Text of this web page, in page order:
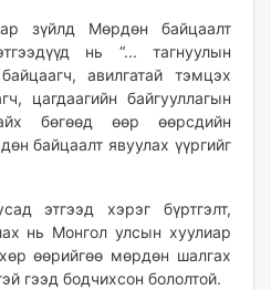
зүйлд Мөрдөн байцаалт
нь “... тагнуулын
авилгатай тэмцэх
цагдаагийн байгууллагын
бөгөөд өөр өөрсдийн
байцаалт явуулах үүргийг
этгээд хэрэг бүртгэлт,
нь Монгол улсын хуулиар
өөрийгөө мөрдөн шалгах
гээд бодчихсон бололтой.